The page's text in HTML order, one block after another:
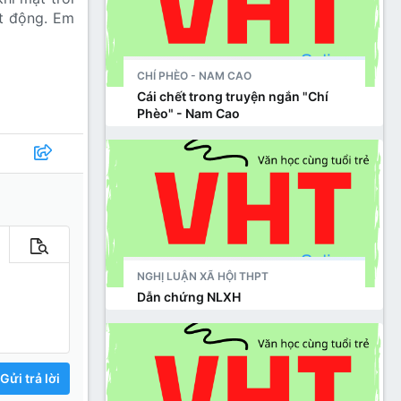
động. Em
tùy chọn…
Xem trước
Gửi trả lời
CHÍ PHÈO - NAM CAO
Cái chết trong truyện ngắn "Chí
Phèo" - Nam Cao
NGHỊ LUẬN XÃ HỘI THPT
Dẫn chứng NLXH